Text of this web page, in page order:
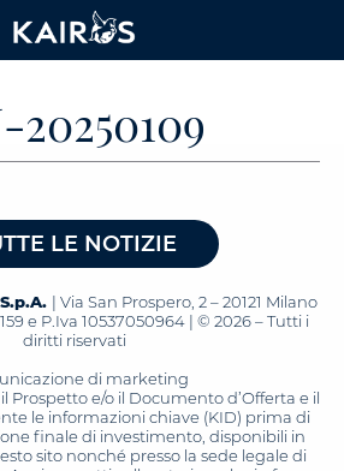
20250109
LE NOTIZIE
| Via San Prospero, 2 – 20121 Milano
e P.Iva 10537050964 | © 2026 – Tutti i
diritti riservati
di marketing
Prospetto e/o il Documento d’Offerta e il
le informazioni chiave (KID) prima di
finale di investimento, disponibili in
sito nonché presso la sede legale di